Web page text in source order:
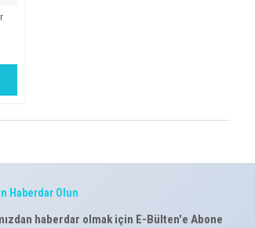
Haberdar Olun
haberdar olmak için E-Bülten'e Abone